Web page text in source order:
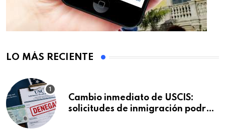
LO MÁS RECIENTE
Cambio inmediato de USCIS:
solicitudes de inmigración podrán